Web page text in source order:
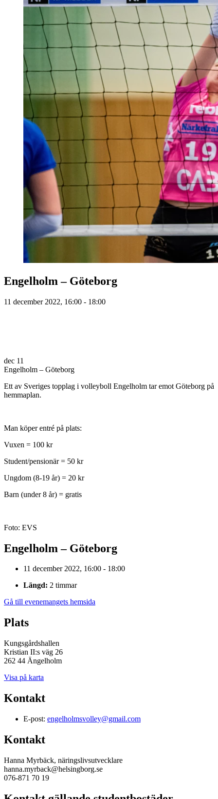
Engelholm – Göteborg
11 december 2022, 16:00 - 18:00
dec 11
Engelholm – Göteborg
Ett av Sveriges topplag i volleyboll Engelholm tar emot Göteborg på
hemmaplan.
Man köper entré på plats:
Vuxen = 100 kr
Student/pensionär = 50 kr
Ungdom (8-19 år) = 20 kr
Barn (under 8 år) = gratis
Foto: EVS
Engelholm – Göteborg
11 december 2022, 16:00 - 18:00
Längd: 2 timmar
Gå till evenemangets hemsida
Plats
Kungsgårdshallen
Kristian II:s väg 26
262 44 Ängelholm
Visa på karta
Kontakt
E-post: engelholmsvolley@gmail.com
Kontakt
Hanna Myrbäck, näringslivsutvecklare
hanna.myrback@helsingborg.se
076-871 70 19